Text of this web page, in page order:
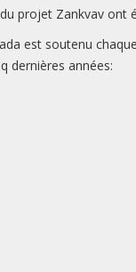
projet Zankvav ont
est soutenu
dernières années: